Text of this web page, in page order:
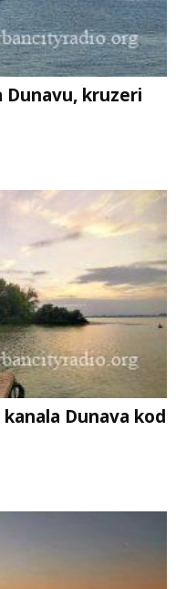
Dunavu, kruzeri
Dunava kod